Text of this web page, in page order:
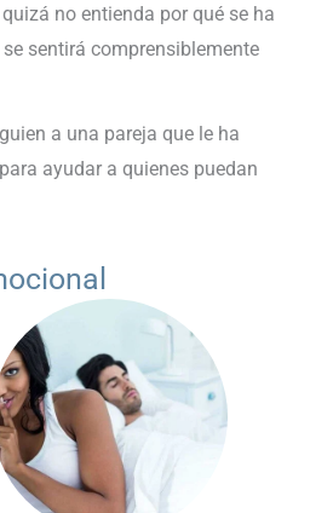
no entienda por qué se ha
sentirá comprensiblemente
a una pareja que le ha
ayudar a quienes puedan